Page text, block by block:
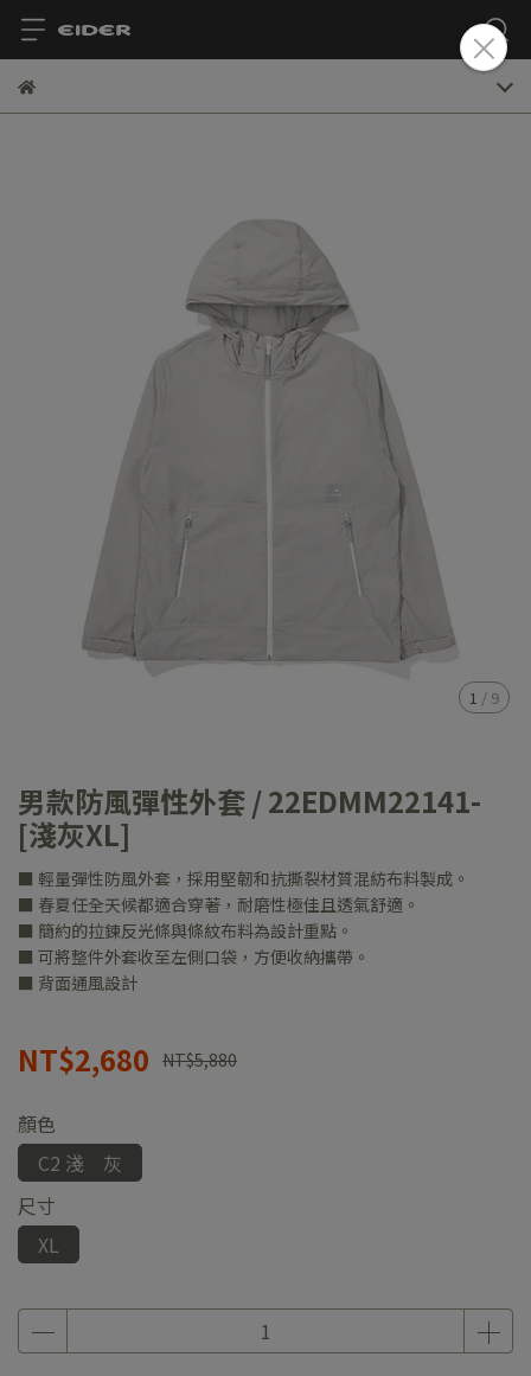
1 / 9
男款防風彈性外套 / 22EDMM22141-
[淺灰XL]
■ 輕量彈性防風外套，採用堅韌和抗撕裂材質混紡布料製成。
■ 春夏任全天候都適合穿著，耐磨性極佳且透氣舒適。
■ 簡約的拉鍊反光條與條紋布料為設計重點。
■ 可將整件外套收至左側口袋，方便收納攜帶。
■ 背面通風設計
NT$2,680 NT$5,880
顏色
C2 淺 灰
尺寸
XL